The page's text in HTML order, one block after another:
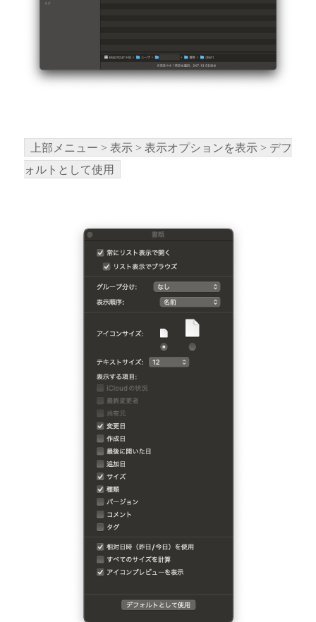
上部メニュー > 表示 > 表示オプションを表示 > デフ
ォルトとして使用